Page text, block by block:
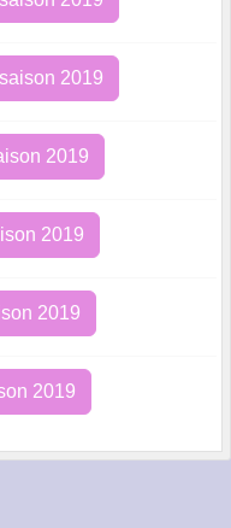
2019
2019
2019
2019
2019